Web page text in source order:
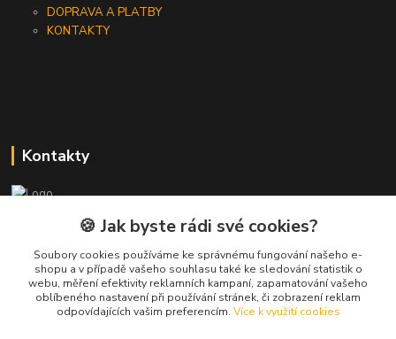
DOPRAVA A PLATBY
KONTAKTY
Kontakty
+420 733 562 259
info@jeanpeau.cz
🍪 Jak byste rádi své cookies?
Soubory cookies používáme ke správnému fungování našeho e-
shopu a v případě vašeho souhlasu také ke sledování statistik o
webu, měření efektivity reklamních kampaní, zapamatování vašeho
oblíbeného nastavení při používání stránek, či zobrazení reklam
odpovídajících vašim preferencím. Více k využití cookies